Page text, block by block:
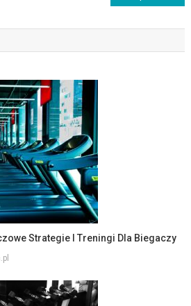
Strategie I Treningi Dla Biegaczy